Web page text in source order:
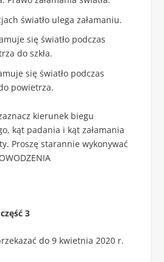
światło ulega załamaniu.
się światło podczas
do szkła.
się światło podczas
powietrza.
kierunek biegu
kąt padania i kąt załamania
Proszę starannie wykonywać
3
do 9 kwietnia 2020 r.